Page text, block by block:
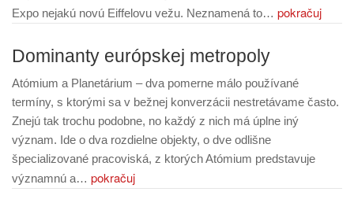
Expo nejakú novú Eiffelovu vežu. Neznamená to… pokračuj
Dominanty európskej metropoly
Atómium a Planetárium – dva pomerne málo používané
termíny, s ktorými sa v bežnej konverzácii nestretávame často.
Znejú tak trochu podobne, no každý z nich má úplne iný
význam. Ide o dva rozdielne objekty, o dve odlišne
špecializované pracoviská, z ktorých Atómium predstavuje
významnú a… pokračuj